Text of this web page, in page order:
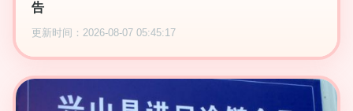
告
更新时间：2026-08-07 05:45:17